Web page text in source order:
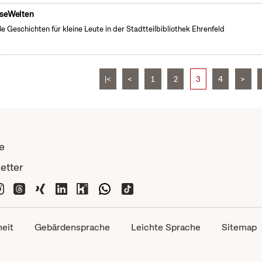
Geschichten für kleine Leute in der Stadtteilbibliothek Ehrenfeld
|< < 1 2 3 4 >
Gebärdensprache Leichte Sprache Sitemap